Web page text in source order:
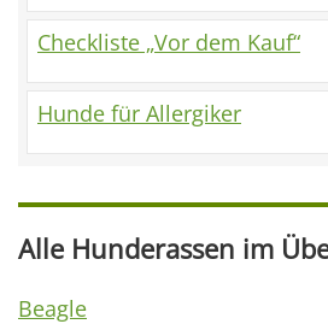
Checkliste „Vor dem Kauf“
Hunde für Allergiker
Alle Hunderassen im
Beagle